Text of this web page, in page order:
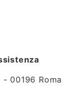
00196 Roma